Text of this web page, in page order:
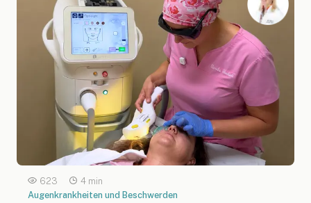
623
4 min
Augenkrankheiten und Beschwerden